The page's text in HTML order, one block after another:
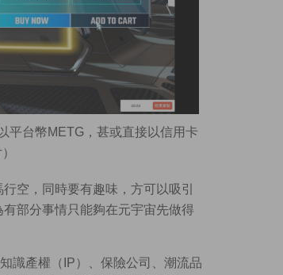
平台幣METG，甚或直接以信用卡
空，同時要有趣味，方可以吸引
部分事情只能夠在元宇宙先做得
識產權（IP）、保險公司、潮流品